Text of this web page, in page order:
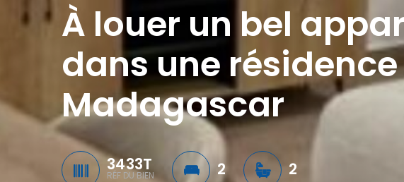
À louer un bel
dans une
Madagascar
3433T
RÉF DU BIEN 2 2